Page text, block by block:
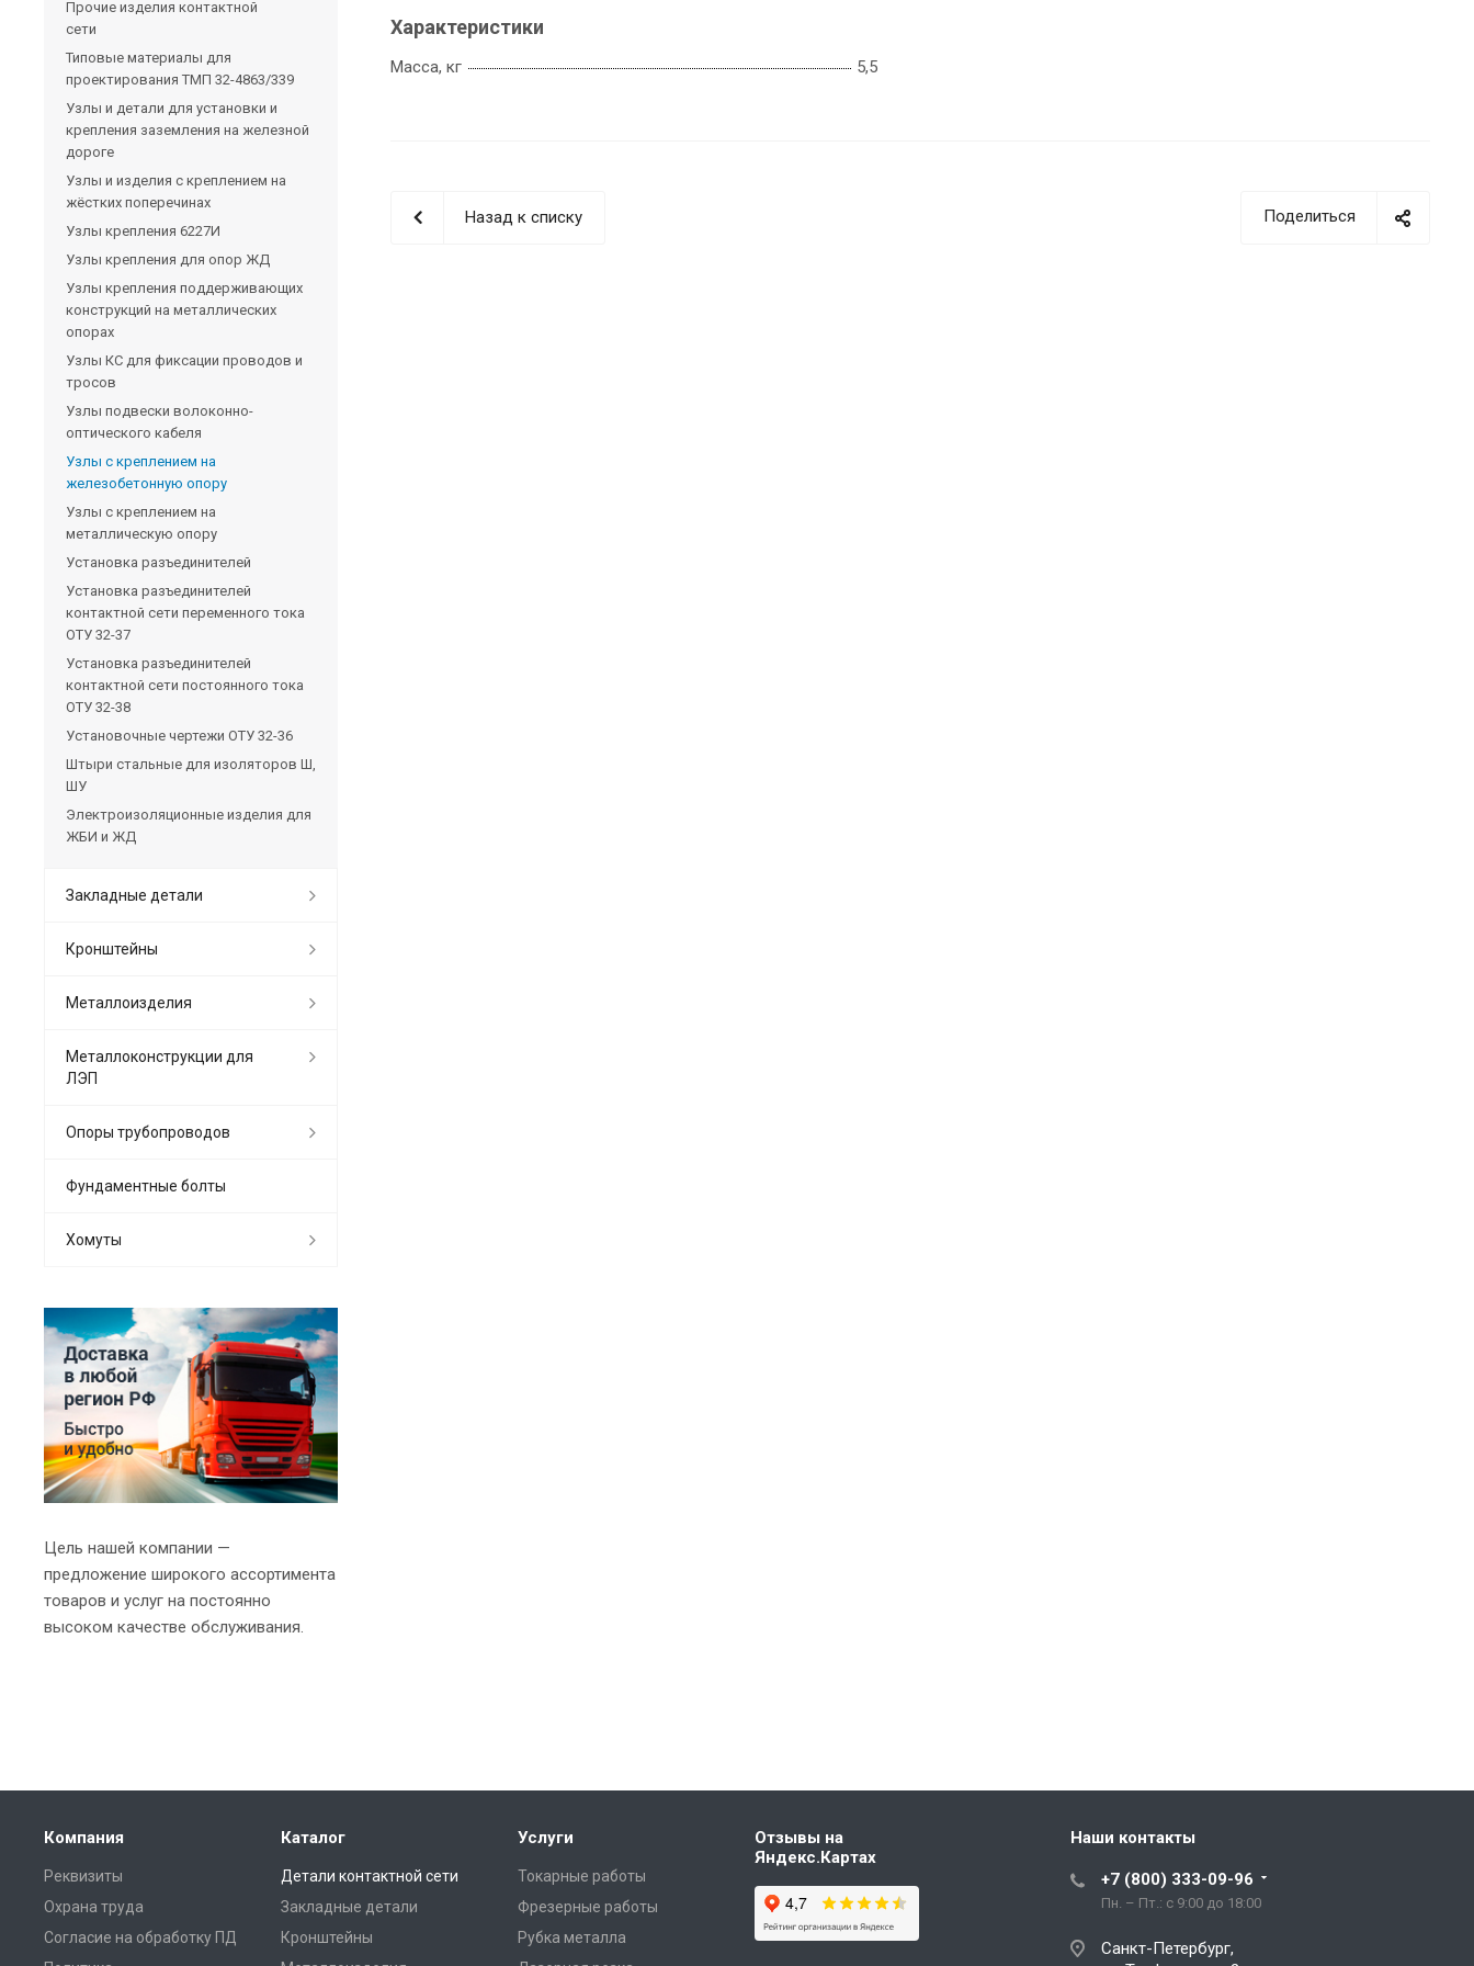
Характеристики
Масса, кг 5,5
Поделиться
Назад к списку
Прочие изделия контактной
сети
Типовые материалы для
проектирования ТМП 32-4863/339
Узлы и детали для установки и
крепления заземления на железной
дороге
Узлы и изделия с креплением на
жёстких поперечинах
Узлы крепления 6227И
Узлы крепления для опор ЖД
Узлы крепления поддерживающих
конструкций на металлических
опорах
Узлы КС для фиксации проводов и
тросов
Узлы подвески волоконно-
оптического кабеля
Узлы с креплением на
железобетонную опору
Узлы с креплением на
металлическую опору
Установка разъединителей
Установка разъединителей
контактной сети переменного тока
ОТУ 32-37
Установка разъединителей
контактной сети постоянного тока
ОТУ 32-38
Установочные чертежи ОТУ 32-36
Штыри стальные для изоляторов Ш,
ШУ
Электроизоляционные изделия для
ЖБИ и ЖД
Закладные детали
Кронштейны
Металлоизделия
Металлоконструкции для
ЛЭП
Опоры трубопроводов
Фундаментные болты
Хомуты
Цель нашей компании —
предложение широкого ассортимента
товаров и услуг на постоянно
высоком качестве обслуживания.
Компания
Реквизиты
Охрана труда
Согласие на обработку ПД
Каталог
Детали контактной сети
Закладные детали
Кронштейны
Услуги
Токарные работы
Фрезерные работы
Рубка металла
Отзывы на
Яндекс.Картах
Наши контакты
+7 (800) 333-09-96
Пн. – Пт.: с 9:00 до 18:00
Санкт-Петербург,